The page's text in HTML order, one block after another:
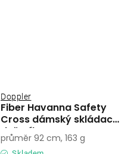
Fiber Havanna Safety
Cross dámský skládací
deštník
Doppler
průměr 92 cm, 163 g